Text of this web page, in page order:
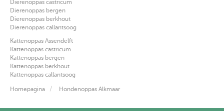
Dierenoppas castricum
Dierenoppas bergen
Dierenoppas berkhout
Dierenoppas callantsoog
Kattenoppas Assendelft
Kattenoppas castricum
Kattenoppas bergen
Kattenoppas berkhout
Kattenoppas callantsoog
Homepagina Hondenoppas Alkmaar